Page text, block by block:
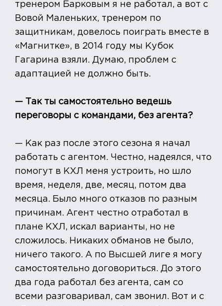
тренером Барковым я не работал, а вот с
Вовой Маленьких, тренером по
защитникам, довелось поиграть вместе в
«Магнитке», в 2014 году мы Кубок
Гагарина взяли. Думаю, проблем с
адаптацией не должно быть.
— Так ты самостоятельно ведешь
переговоры с командами, без агента?
— Как раз после этого сезона я начал
работать с агентом. Честно, надеялся, что
помогут в КХЛ меня устроить, но шло
время, неделя, две, месяц, потом два
месяца. Было много отказов по разным
причинам. Агент честно отработал в
плане КХЛ, искал варианты, но не
сложилось. Никаких обманов не было,
ничего такого. А по Высшей лиге я могу
самостоятельно договориться. До этого
два года работал без агента, сам со
всеми разговаривал, сам звонил. Вот и с